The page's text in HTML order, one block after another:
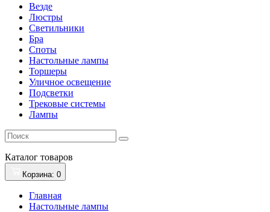
Везде
Люстры
Светильники
Бра
Споты
Настольные лампы
Торшеры
Уличное освещение
Подсветки
Трековые системы
Лампы
Каталог товаров
Корзина: 0
Главная
Настольные лампы